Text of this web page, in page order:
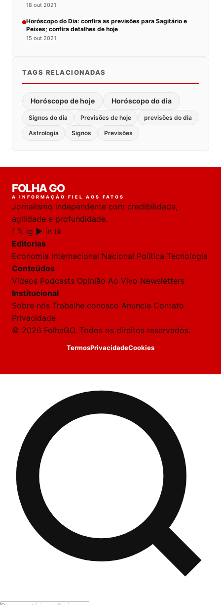
18 out 2021
Horóscopo do Dia: confira as previsões para Sagitário e
Peixes; confira detalhes de hoje
15 out 2021
TAGS RELACIONADAS
Horóscopo de hoje Horóscopo do dia
Signos do dia Previsões de hoje previsões do dia
Astrologia Signos Previsões
FOLHA GO
A INFORMAÇÃO FIEL AOS FATOS
Jornalismo independente com credibilidade,
agilidade e profundidade.
f 𝕏 ig ▶ in tk
Editorias
Economia Internacional Nacional Política Tecnologia
Conteúdos
Vídeos Podcasts Opinião Ao Vivo Newsletters
Institucional
Sobre nós Trabalhe conosco Anuncie Contato
Privacidade
© 2026 FolhaGO. Todos os direitos reservados.
TermosPrivacidadeCookies